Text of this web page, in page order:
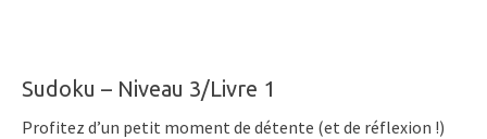
Sudoku – Niveau 3/Livre 1
Profitez d’un petit moment de détente (et de réflexion !)